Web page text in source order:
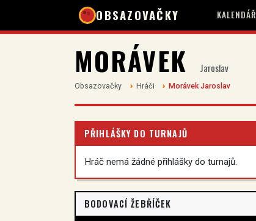
OBSAZOVAČKY KALENDÁŘ
MORÁVEK Jaroslav
Obsazovačky Hráči Morávek Jaroslav
PŘIHLÁŠKY DO TURNAJŮ
Hráč nemá žádné přihlášky do turnajů.
BODOVACÍ ŽEBŘÍČEK